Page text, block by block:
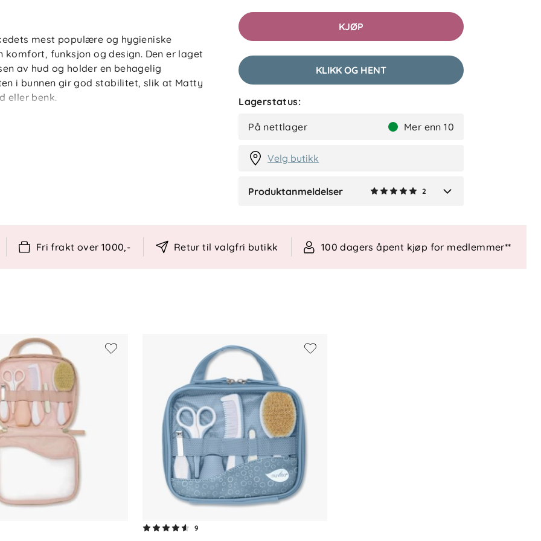
mest populære og hygieniske
funksjon og design. Den er laget
av hud og holder en behagelig
i bunnen gir god stabilitet, slik at Matty
eller benk.
sprit
KJØP
KLIKK OG HENT
Lagerstatus:
På nettlager Mer enn 10
Velg butikk
Produktanmeldelser 2
EB
3 dager siden
H
Fri frakt over 1000,- Retur til valgfri butikk 100 dagers åpent kjøp for medlemmer**
9